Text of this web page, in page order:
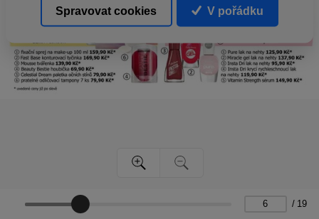
/ 19
Spravovat cookies V pořádku